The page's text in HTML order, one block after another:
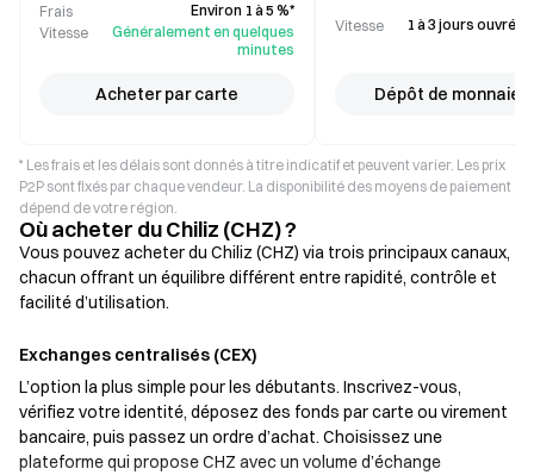
Frais
Environ 1 à 5 %*
Vitesse
Généralement en quelques
minutes
Acheter par carte
Vitesse 1 à 3 jours ouvrés
Dépôt de monnaie
* Les frais et les délais sont donnés à titre indicatif et peuvent varier. Les prix
P2P sont fixés par chaque vendeur. La disponibilité des moyens de paiement
dépend de votre région.
Où acheter du Chiliz (CHZ) ?
Vous pouvez acheter du Chiliz (CHZ) via trois principaux canaux,
chacun offrant un équilibre différent entre rapidité, contrôle et
facilité d’utilisation.
Exchanges centralisés (CEX)
L’option la plus simple pour les débutants. Inscrivez-vous,
vérifiez votre identité, déposez des fonds par carte ou virement
bancaire, puis passez un ordre d’achat. Choisissez une
plateforme qui propose CHZ avec un volume d’échange